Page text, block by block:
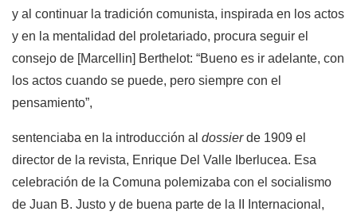
y al continuar la tradición comunista, inspirada en los actos
y en la mentalidad del proletariado, procura seguir el
consejo de [Marcellin] Berthelot: “Bueno es ir adelante, con
los actos cuando se puede, pero siempre con el
pensamiento”,
sentenciaba en la introducción al dossierde 1909 el
director de la revista, Enrique Del Valle Iberlucea. Esa
celebración de la Comuna polemizaba con el socialismo
de Juan B. Justo y de buena parte de la II Internacional,